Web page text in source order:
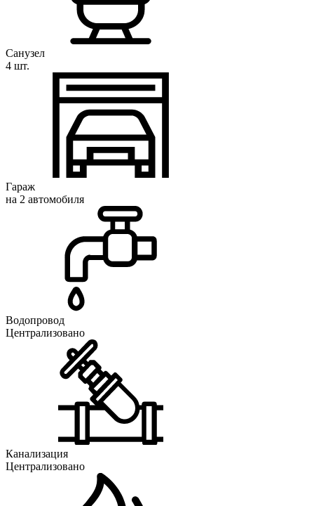
Санузел
4 шт.
Гараж
на 2 автомобиля
Водопровод
Централизовано
Канализация
Централизовано